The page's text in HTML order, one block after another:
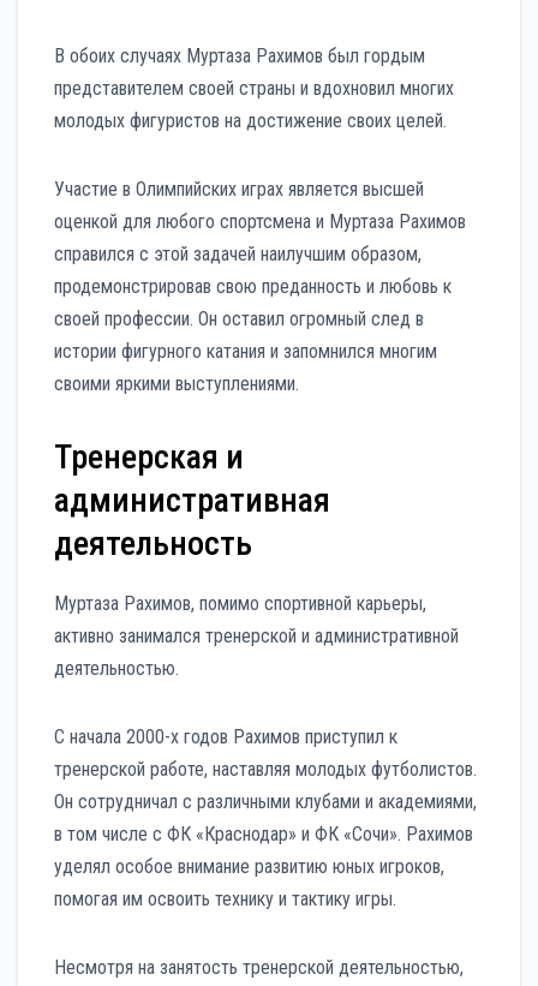
В обоих случаях Муртаза Рахимов был гордым
представителем своей страны и вдохновил многих
молодых фигуристов на достижение своих целей.
Участие в Олимпийских играх является высшей
оценкой для любого спортсмена и Муртаза Рахимов
справился с этой задачей наилучшим образом,
продемонстрировав свою преданность и любовь к
своей профессии. Он оставил огромный след в
истории фигурного катания и запомнился многим
своими яркими выступлениями.
Тренерская и
административная
деятельность
Муртаза Рахимов, помимо спортивной карьеры,
активно занимался тренерской и административной
деятельностью.
С начала 2000-х годов Рахимов приступил к
тренерской работе, наставляя молодых футболистов.
Он сотрудничал с различными клубами и академиями,
в том числе с ФК «Краснодар» и ФК «Сочи». Рахимов
уделял особое внимание развитию юных игроков,
помогая им освоить технику и тактику игры.
Несмотря на занятость тренерской деятельностью,